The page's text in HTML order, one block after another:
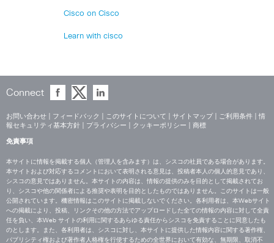
Cisco on Cisco
Learn with cisco
Connect
お問い合わせ フィードバック このサイトについて サイトマップ ご利用条件
情
報セキュリティ基本方針
プライバシー クッキーポリシー 商標
免責事項
本サイトに情報を掲載する個人（管理人を含みます）は、シスコの社員である場合があります。
本サイトおよび対応するコメントにおいて表明される意見は、投稿者本人の個人的意見であり、
シスコの意見ではありません。本サイトの内容は、情報の提供のみを目的として掲載されてお
り、シスコや他の関係者による推奨や表明を目的としたものではありません。このサイトは一般
公開されています。機密情報はこのサイトに掲載しないでください。各利用者は、本Webサイト
への掲載により、投稿、リンクその他の方法でアップロードした全ての情報の内容に対して全責
任を負い、本Web サイトの利用に関するあらゆる責任からシスコを免責することに同意したも
のとします。また、各利用者は、シスコに対し、本サイトに提供した情報内容に関する著作権、
パブリシティ権および著作者人格権を行使するための全世界において有効な、無期限、取消不